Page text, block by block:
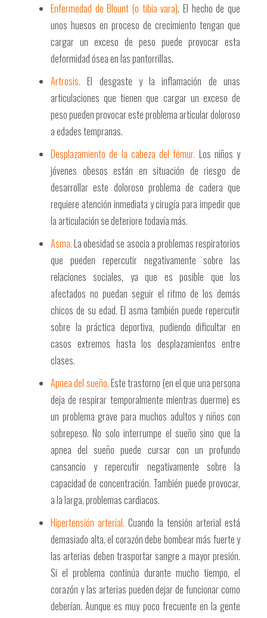
Enfermedad de Blount (o tibia vara). El hecho de que
unos huesos en proceso de crecimiento tengan que
cargar un exceso de peso puede provocar esta
deformidad ósea en las pantorrillas.
Artrosis. El desgaste y la inflamación de unas
articulaciones que tienen que cargar un exceso de
peso pueden provocar este problema articular doloroso
a edades tempranas.
Desplazamiento de la cabeza del fémur. Los niños y
jóvenes obesos están en situación de riesgo de
desarrollar este doloroso problema de cadera que
requiere atención inmediata y cirugía para impedir que
la articulación se deteriore todavía más.
Asma.La obesidad se asocia a problemas respiratorios
que pueden repercutir negativamente sobre las
relaciones sociales, ya que es posible que los
afectados no puedan seguir el ritmo de los demás
chicos de su edad. El asma también puede repercutir
sobre la práctica deportiva, pudiendo dificultar en
casos extremos hasta los desplazamientos entre
clases.
Apnea del sueño.Este trastorno (en el que una persona
deja de respirar temporalmente mientras duerme) es
un problema grave para muchos adultos y niños con
sobrepeso. No solo interrumpe el sueño sino que la
apnea del sueño puede cursar con un profundo
cansancio y repercutir negativamente sobre la
capacidad de concentración. También puede provocar,
a la larga, problemas cardiacos.
Hipertensión arterial. Cuando la tensión arterial está
demasiado alta, el corazón debe bombear más fuerte y
las arterias deben trasportar sangre a mayor presión.
Si el problema continúa durante mucho tiempo, el
corazón y las arterias pueden dejar de funcionar como
deberían. Aunque es muy poco frecuente en la gente